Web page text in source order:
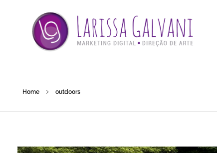
Home outdoors